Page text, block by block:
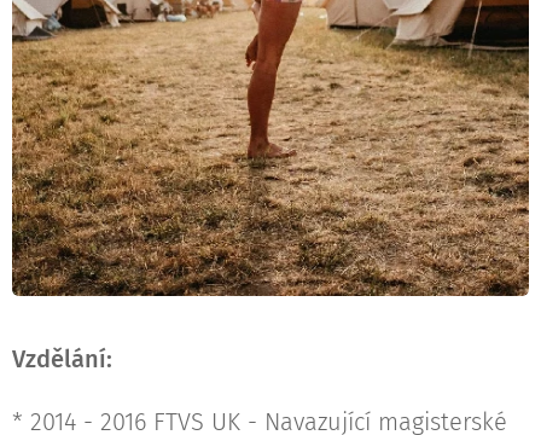
Vzdělání:
* 2014 - 2016 FTVS UK - Navazující magisterské